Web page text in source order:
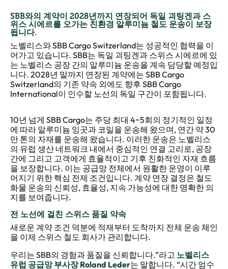
SBB와의 계약이 2028년까지 연장되어 독일 괴팅겐과 스
위스 시에르를 오가는 친환경 알루미늄 철도 운송이 보장
됩니다.
노벨리스와 SBB Cargo Switzerland는 성공적인 협력을 이
어가고 있습니다. SBB는 독일 괴팅겐과 스위스 시에르에 있
는 노벨리스 공장 간의 알루미늄 운송을 계속 담당할 예정입
니다. 2028년 말까지 연장된 계약에는 SBB Cargo
Switzerland의 기존 약속 외에도 향후 SBB Cargo
International이 인수할 노선의 독일 구간이 포함됩니다.
10년 넘게 SBB Cargo는 주당 최대 4~5회의 정기적인 일정
에 따라 알루미늄 잉곳과 코일을 운송해 왔으며, 연간 약 30
만 톤의 자재를 운송해 왔습니다. 이러한 운송은 노벨리스
의 유럽 생산 네트워크 내에서 중심적인 연결 고리로, 공장
간에 그리고 고객에게 효율적이고 기후 친화적인 자재 흐름
을 보장합니다. 이는 공급망 전체에서 원활한 운영이 이루
어지기 위한 핵심 전제 조건입니다. 계약 연장 결정은 철도
화물 운송의 신뢰성, 효율성, 지속 가능성에 대한 명확한 의
지를 보여줍니다.
전 노선에 걸친 스위스 품질 약속
새로운 계약 조건 덕분에 적재부터 도착까지 전체 운송 체인
을 이제 스위스 철도 회사가 관리합니다.
우리는 SBB의 경험과 품질을 신뢰합니다.”라고 노벨리스
유럽 공급망 부사장 Roland Leder는 말합니다. “시간 엄수